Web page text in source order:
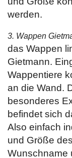
werden.
3. Wappen
das Wappen
Gietmann.
Wappentiere
an die Wand.
besonderes
befindet sich
Also einfach
und Größe
Wunschname